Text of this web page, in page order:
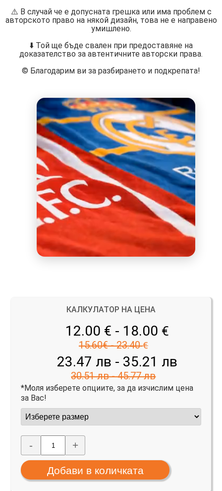
⚠️ В случай че е допусната грешка или има проблем с
авторското право на някой дизайн, това не е направено
умишлено.
⬇️ Той ще бъде свален при предоставяне на
доказателство за автентичните авторски права.
©️ Благодарим ви за разбирането и подкрепата!
КАЛКУЛАТОР НА ЦЕНА
12.00 € - 18.00 €
15.60€ - 23.40 €
23.47 лв - 35.21 лв
30.51 лв - 45.77 лв
*Моля изберете опциите, за да изчислим цена
за Вас!
- +